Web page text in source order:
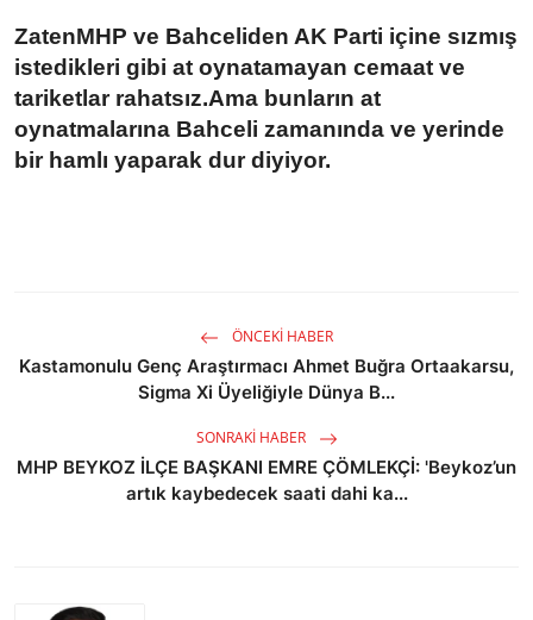
ZatenMHP ve Bahceliden AK Parti içine sızmış
istedikleri gibi at oynatamayan cemaat ve
tariketlar rahatsız.Ama bunların at
oynatmalarına Bahceli zamanında ve yerinde
bir hamlı yaparak dur diyiyor.
ÖNCEKI HABER
Kastamonulu Genç Araştırmacı Ahmet Buğra Ortaakarsu,
Sigma Xi Üyeliğiyle Dünya B...
SONRAKI HABER
MHP BEYKOZ İLÇE BAŞKANI EMRE ÇÖMLEKÇİ: 'Beykoz’un
artık kaybedecek saati dahi ka...